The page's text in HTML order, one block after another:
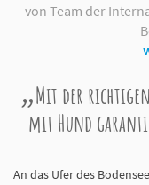
von Team der
Mit der richtigen
mit Hund
An das Ufer des